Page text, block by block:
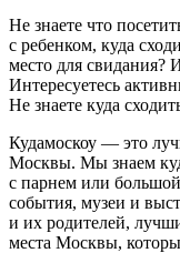
Не знаете что
с ребенком, куда
место для свидания?
Интересуетесь
Не знаете куда
Кудамоскоу — это
Москвы. Мы знаем
с парнем или
события, музеи и
и их родителей,
места Москвы,